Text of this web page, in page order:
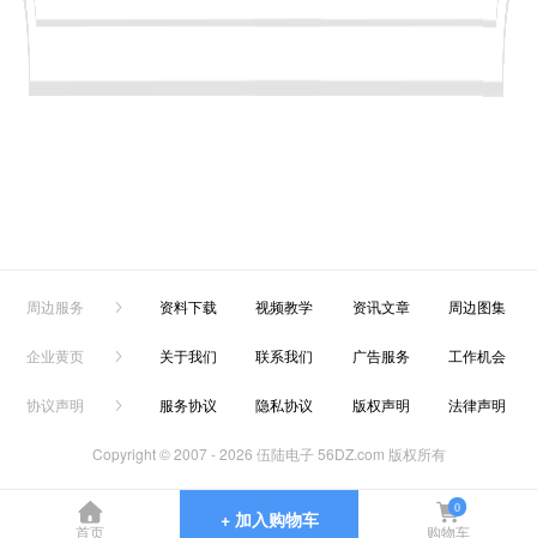
首页
+ 加入购物车 0
购物车
周边服务 资料下载 视频教学 资讯文章 周边图集
企业黄页 关于我们 联系我们 广告服务 工作机会
协议声明 服务协议 隐私协议 版权声明 法律声明
Copyright © 2007 -2026 伍陆电子 56DZ.com 版权所有